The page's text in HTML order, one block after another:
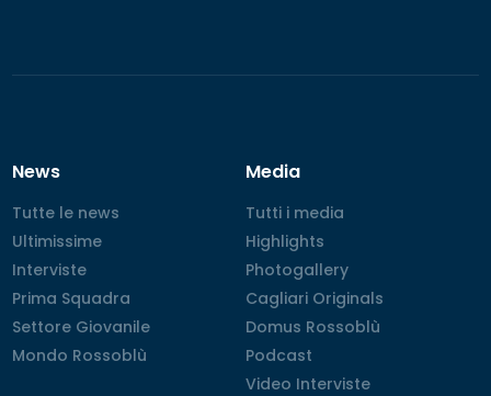
News
Tutte le news
Tutte le news
Ultimissime
Ultimissime
Interviste
Interviste
Prima Squadra
Prima Squadra
Settore Giovanile
Settore Giovanile
Mondo Rossoblù
Mondo Rossoblù
Media
Tutti i media
Tutti i media
Highlights
Highlights
Photogallery
Photogallery
Cagliari Originals
Cagliari Originals
Domus Rossoblù
Domus Rossoblù
Podcast
Podcast
Video Interviste
Video Interviste